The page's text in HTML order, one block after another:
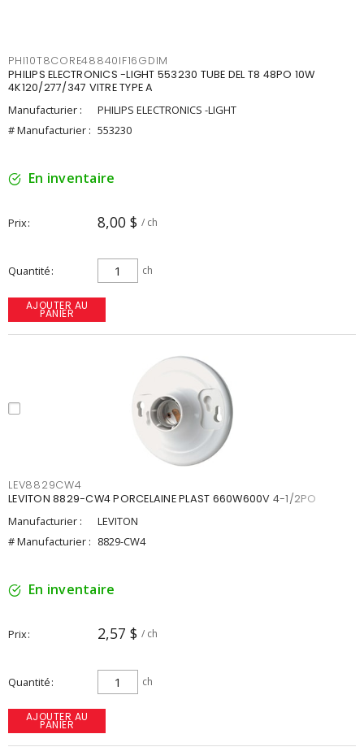
PHI10T8CORE48840IF16GDIM
PHILIPS ELECTRONICS -LIGHT 553230 TUBE DEL T8 48PO 10W
4K120/277/347 VITRE TYPE A
Manufacturier :
PHILIPS ELECTRONICS -LIGHT
# Manufacturier : 553230
En inventaire
Prix 8,00 $ / ch
Quantité ch
AJOUTER AU
PANIER
LEV8829CW4
LEVITON 8829-CW4 PORCELAINE PLAST 660W600V 4-1/2PO
Manufacturier :
LEVITON
# Manufacturier : 8829-CW4
En inventaire
Prix 2,57 $ / ch
Quantité ch
AJOUTER AU
PANIER